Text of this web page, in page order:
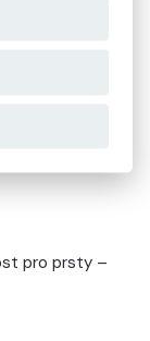
i každodenní
pro prsty –